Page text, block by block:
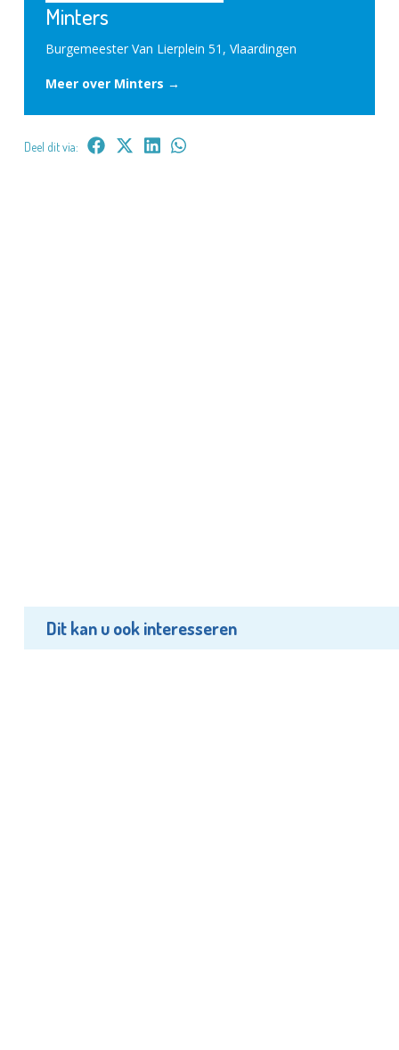
Minters
Burgemeester Van Lierplein 51, Vlaardingen
Meer over Minters →
Deel dit via:
Dit kan u ook interesseren